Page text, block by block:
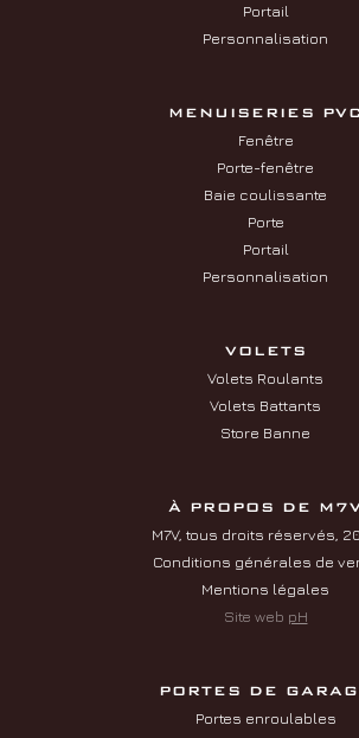
Portail
Personnalisation
MENUISERIES PVC
Fenêtre
Porte-fenêtre
Baie coulissante
Porte
Portail
Personnalisation
VOLETS
Volets Roulants
Volets Battants
Store Banne
À PROPOS DE M7V
M7V, tous droits réservés,
Conditions générales de
Mentions légales
Site web pH
PORTES DE
Portes enroulables